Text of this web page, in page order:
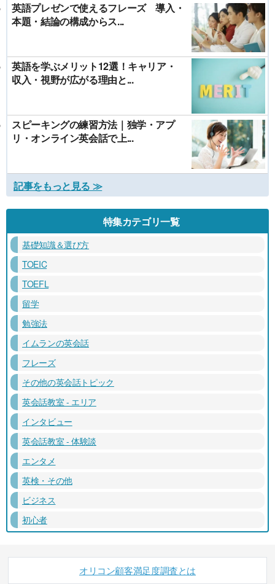
英語プレゼンで使えるフレーズ 導入・
本題・結論の構成からス...
英語を学ぶメリット12選！キャリア・
収入・視野が広がる理由と...
スピーキングの練習方法｜独学・アプ
リ・オンライン英会話で上...
記事をもっと見る ≫
特集カテゴリ一覧
基礎知識＆選び方
TOEIC
TOEFL
留学
勉強法
イムランの英会話
フレーズ
その他の英会話トピック
英会話教室 - エリア
インタビュー
英会話教室 - 体験談
エンタメ
英検・その他
ビジネス
初心者
オリコン顧客満足度調査とは